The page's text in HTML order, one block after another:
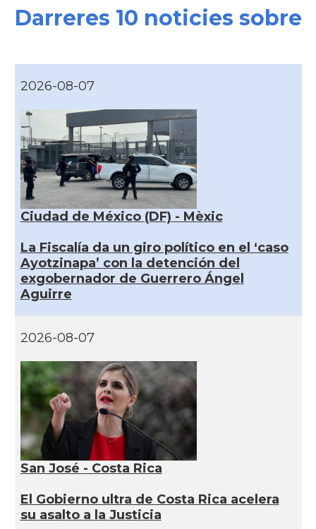
Darreres 10 noticies sobre
2026-08-07
Ciudad de México (DF) - Mèxic
La Fiscalía da un giro político en el ‘caso
Ayotzinapa’ con la detención del
exgobernador de Guerrero Ángel
Aguirre
2026-08-07
San José - Costa Rica
El Gobierno ultra de Costa Rica acelera
su asalto a la Justicia